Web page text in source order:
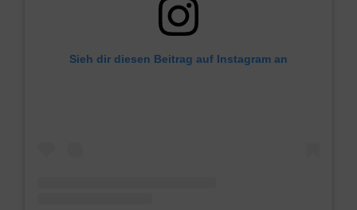
Sieh dir diesen Beitrag auf Instagram an